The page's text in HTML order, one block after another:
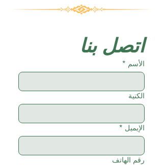
اتصل بنا
الأسم *
الكنية
الإيميل *
رقم الهاتف